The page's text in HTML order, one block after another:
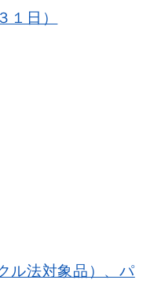
１日）
ル法対象品）、パ